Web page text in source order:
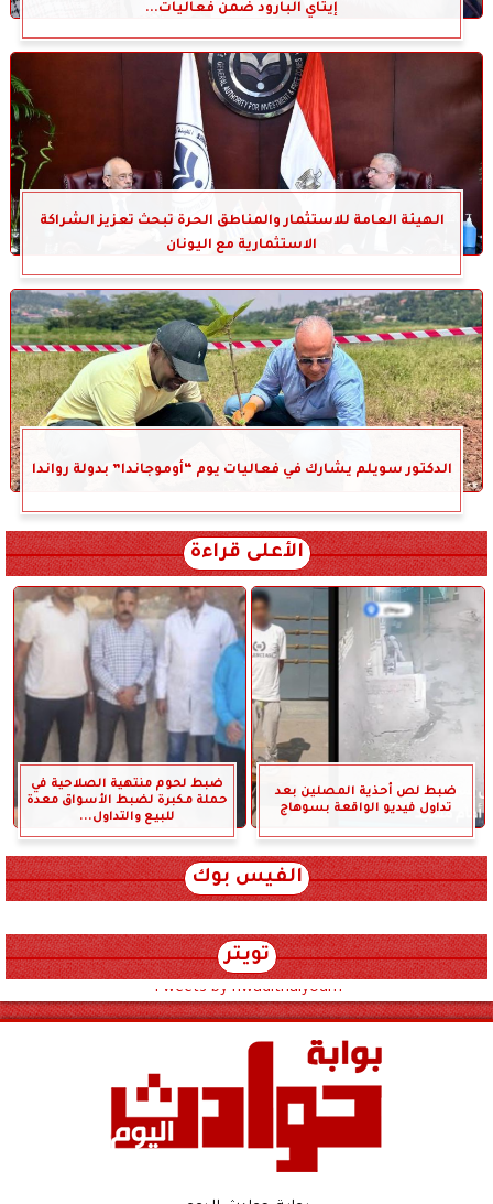
إيتاي البارود ضمن فعاليات...
الهيئة العامة للاستثمار والمناطق الحرة تبحث تعزيز الشراكة
الاستثمارية مع اليونان
الدكتور سويلم يشارك في فعاليات يوم “أوموجاندا” بدولة رواندا
الأعلى قراءة
ضبط لص أحذية المصلين بعد
تداول فيديو الواقعة بسوهاج
ضبط لحوم منتهية الصلاحية في
حملة مكبرة لضبط الأسواق معدة
للبيع والتداول...
الفيس بوك
تويتر
Tweets by hwadithalyoum